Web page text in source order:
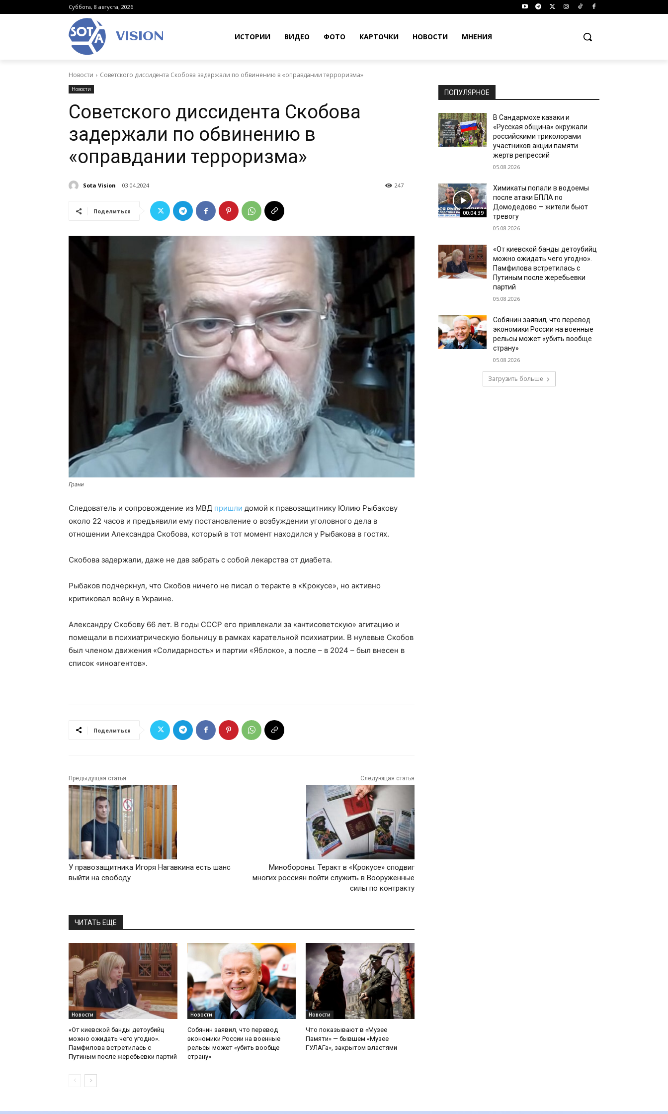
Суббота, 8 августа, 2026
VISION ИСТОРИИ ВИДЕО ФОТО КАРТОЧКИ НОВОСТИ МНЕНИЯ
Новости Советского диссидента Скобова задержали по обвинению в «оправдании терроризма»
Новости
Советского диссидента Скобова
задержали по обвинению в
«оправдании терроризма»
Sota Vision 03.04.2024 247
Поделиться
Грани
Следователь и сопровождение из МВД пришли домой к правозащитнику Юлию Рыбакову
около 22 часов и предъявили ему постановление о возбуждении уголовного дела в
отношении Александра Скобова, который в тот момент находился у Рыбакова в гостях.
Скобова задержали, даже не дав забрать с собой лекарства от диабета.
Рыбаков подчеркнул, что Скобов ничего не писал о теракте в «Крокусе», но активно
критиковал войну в Украине.
Александру Скобову 66 лет. В годы СССР его привлекали за «антисоветскую» агитацию и
помещали в психиатрическую больницу в рамках карательной психиатрии. В нулевые Скобов
был членом движения «Солидарность» и партии «Яблоко», а после – в 2024 – был внесен в
список «иноагентов».
Поделиться
Предыдущая статья
У правозащитника Игоря Нагавкина есть шанс
выйти на свободу
Следующая статья
Минобороны: Теракт в «Крокусе» сподвиг
многих россиян пойти служить в Вооруженные
силы по контракту
ЧИТАТЬ ЕЩЕ
Новости
«От киевской банды детоубийц
можно ожидать чего угодно».
Памфилова встретилась с
Путиным после жеребьевки партий
Новости
Собянин заявил, что перевод
экономики России на военные
рельсы может «убить вообще
страну»
Новости
Что показывают в «Музее
Памяти» — бывшем «Музее
ГУЛАГа», закрытом властями
ПОПУЛЯРНОЕ
В Сандармохе казаки и
«Русская община» окружали
российскими триколорами
участников акции памяти
жертв репрессий
05.08.2026
00:04:39
Химикаты попали в водоемы
после атаки БПЛА по
Домодедово — жители бьют
тревогу
05.08.2026
«От киевской банды детоубийц
можно ожидать чего угодно».
Памфилова встретилась с
Путиным после жеребьевки
партий
05.08.2026
Собянин заявил, что перевод
экономики России на военные
рельсы может «убить вообще
страну»
05.08.2026
Загрузить больше